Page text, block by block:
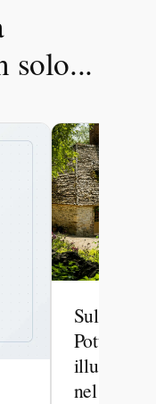
solo...
Sulle
Potter –
nel Lake